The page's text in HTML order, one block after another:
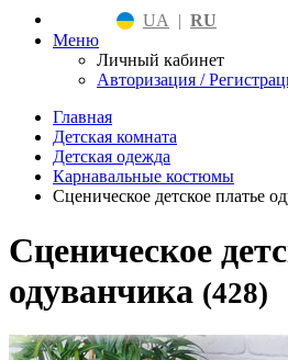
UA | RU
Меню
Личный кабинет
Авторизация /
Главная
Детская комната
Детская одежда
Карнавальные костюмы
Сценическое детское платье
Сценическое
одуванчика (428)